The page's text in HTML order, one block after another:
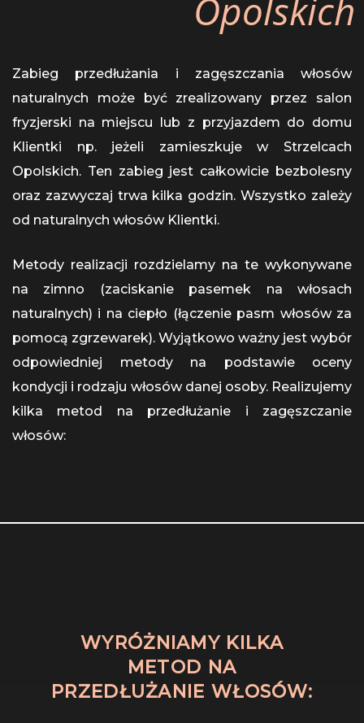
Opolskich
Zabieg przedłużania i zagęszczania włosów
naturalnych może być zrealizowany przez salon
fryzjerski na miejscu lub z przyjazdem do domu
Klientki np. jeżeli zamieszkuje w Strzelcach
Opolskich. Ten zabieg jest całkowicie bezbolesny
oraz zazwyczaj trwa kilka godzin. Wszystko zależy
od naturalnych włosów Klientki.
Metody realizacji rozdzielamy na te wykonywane
na zimno (zaciskanie pasemek na włosach
naturalnych) i na ciepło (łączenie pasm włosów za
pomocą zgrzewarek). Wyjątkowo ważny jest wybór
odpowiedniej metody na podstawie oceny
kondycji i rodzaju włosów danej osoby. Realizujemy
kilka metod na przedłużanie i zagęszczanie
włosów:
WYRÓŻNIAMY KILKA
METOD NA
PRZEDŁUŻANIE WŁOSÓW: